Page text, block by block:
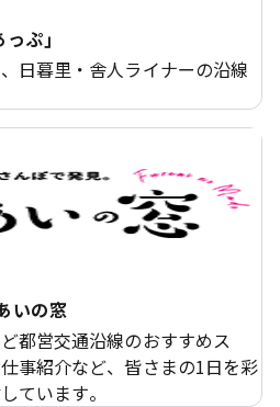
ぷ」
日暮里・舎人ライナーの沿線
いの窓
都営交通沿線のおすすめス
事紹介など、皆さまの1日を彩
ています。